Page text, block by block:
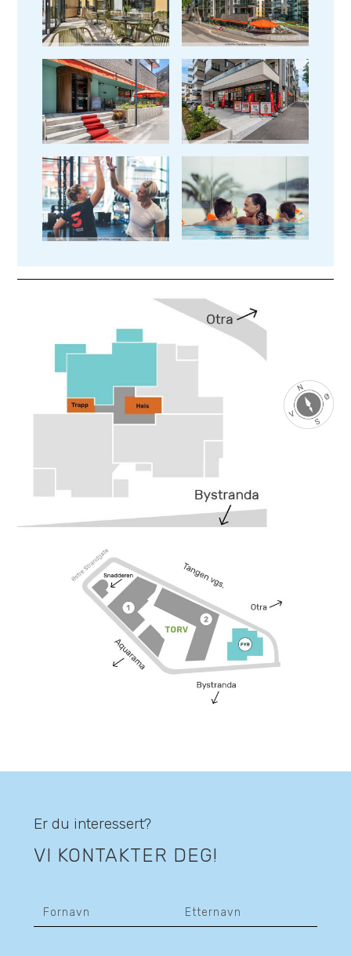
Se bilder fra leilighet Se bilder fra leilighet
Se bilder fra leilighet Se bilder fra leilighet
Se bilder fra leilighet Se bilder fra leilighet
Se bilder fra leilighet Se bilder fra leilighet
Se bilder fra leilighet Se bilder fra leilighet
Se bilder fra leilighet Se bilder fra leilighet
Se bilder fra leilighet Se bilder fra leilighet
Se bilder fra leilighet
Se bilder fra leilighet
Se bilder fra leilighet Se bilder fra leilighet
Se bilder fra leilighet Se bilder fra leilighet
Er du interessert?
VI KONTAKTER DEG!